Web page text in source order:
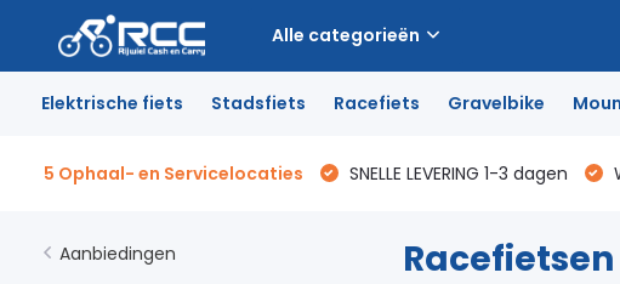
Alle categorieën
Elektrische fiets Stadsfiets Racefiets Gravelbike
5 Ophaal- en Servicelocaties SNELLE LEVERING 1-3 dagen
Aanbiedingen Racefietsen